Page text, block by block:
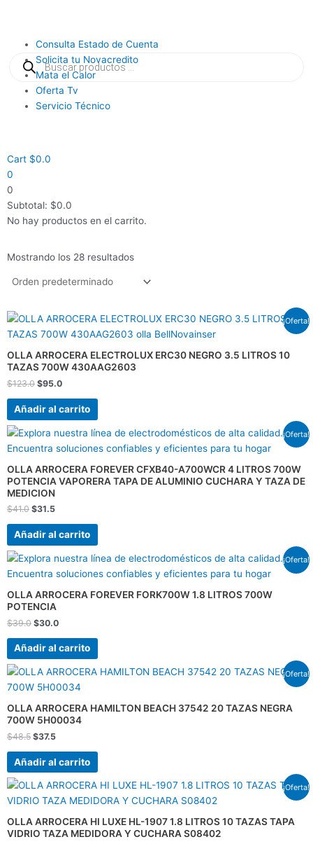
Main
Menu
Consulta Estado de Cuenta
Solicita tu Novacredito
Mata el Calor
Oferta Tv
Servicio Técnico
Búsqueda
productos
Cart $0.0
0
0
Subtotal: $0.0
No hay productos en el carrito.
Mostrando los 28 resultados
¡Oferta!
OLLA ARROCERA ELECTROLUX ERC30 NEGRO 3.5 LITROS 10
TAZAS 700W 430AAG2603
$123.0
El
original
era:
$123.0.
$95.0
El
actual
es:
$95.0.
Añadir al carrito
¡Oferta!
OLLA ARROCERA FOREVER CFXB40-A700WCR 4 LITROS 700W
POTENCIA VAPORERA TAPA DE ALUMINIO CUCHARA Y TAZA DE
MEDICION
$41.0
El
precio
original
$41.0.
$31.5
El
precio
actual
$31.5.
Añadir al carrito
¡Oferta!
OLLA ARROCERA FOREVER FORK700W 1.8 LITROS 700W
POTENCIA
$39.0
El
original
$39.0.
$30.0
El
actual
$30.0.
Añadir al carrito
¡Oferta!
OLLA ARROCERA HAMILTON BEACH 37542 20 TAZAS NEGRA
700W 5H00034
$48.5
El
original
era:
$48.5.
$37.5
El
actual
es:
$37.5.
Añadir al carrito
¡Oferta!
OLLA ARROCERA HI LUXE HL-1907 1.8 LITROS 10 TAZAS TAPA
VIDRIO TAZA MEDIDORA Y CUCHARA S08402
El
original
era:
$39.0.
El
actual
es:
$30.0.